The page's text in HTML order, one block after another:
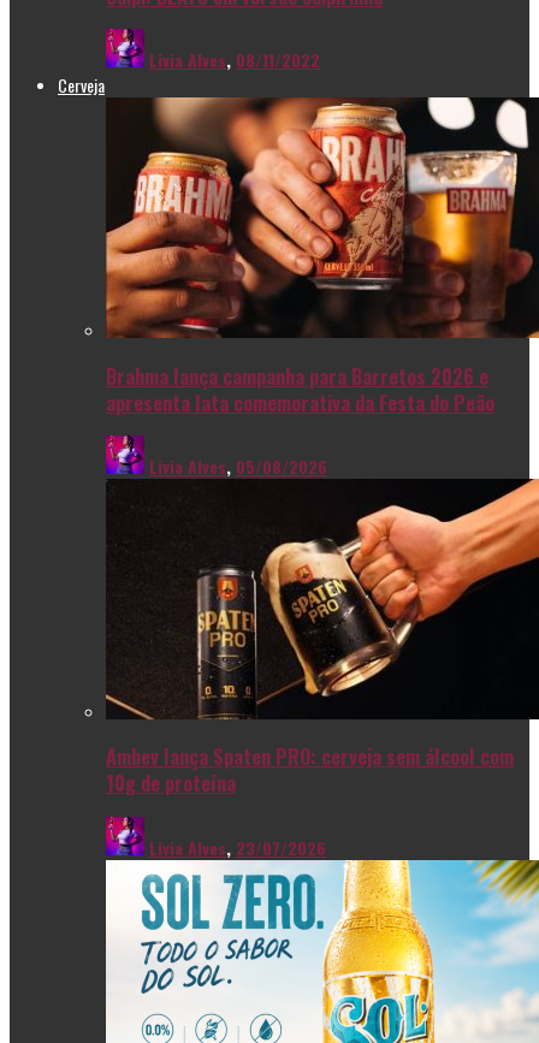
Livia Alves, 08/11/2022
Cerveja
Brahma lança campanha para Barretos 2026 e
apresenta lata comemorativa da Festa do Peão
Livia Alves, 05/08/2026
Ambev lança Spaten PRO: cerveja sem álcool com
10g de proteína
Livia Alves, 23/07/2026